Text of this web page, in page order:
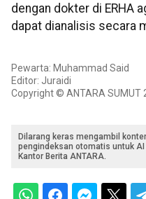
dengan dokter di ERHA
dapat dianalisis secara
Pewarta: Muhammad Said
Editor: Juraidi
Copyright © ANTARA SUMUT
Dilarang keras mengambil
pengindeksan otomatis untuk
Kantor Berita ANTARA.